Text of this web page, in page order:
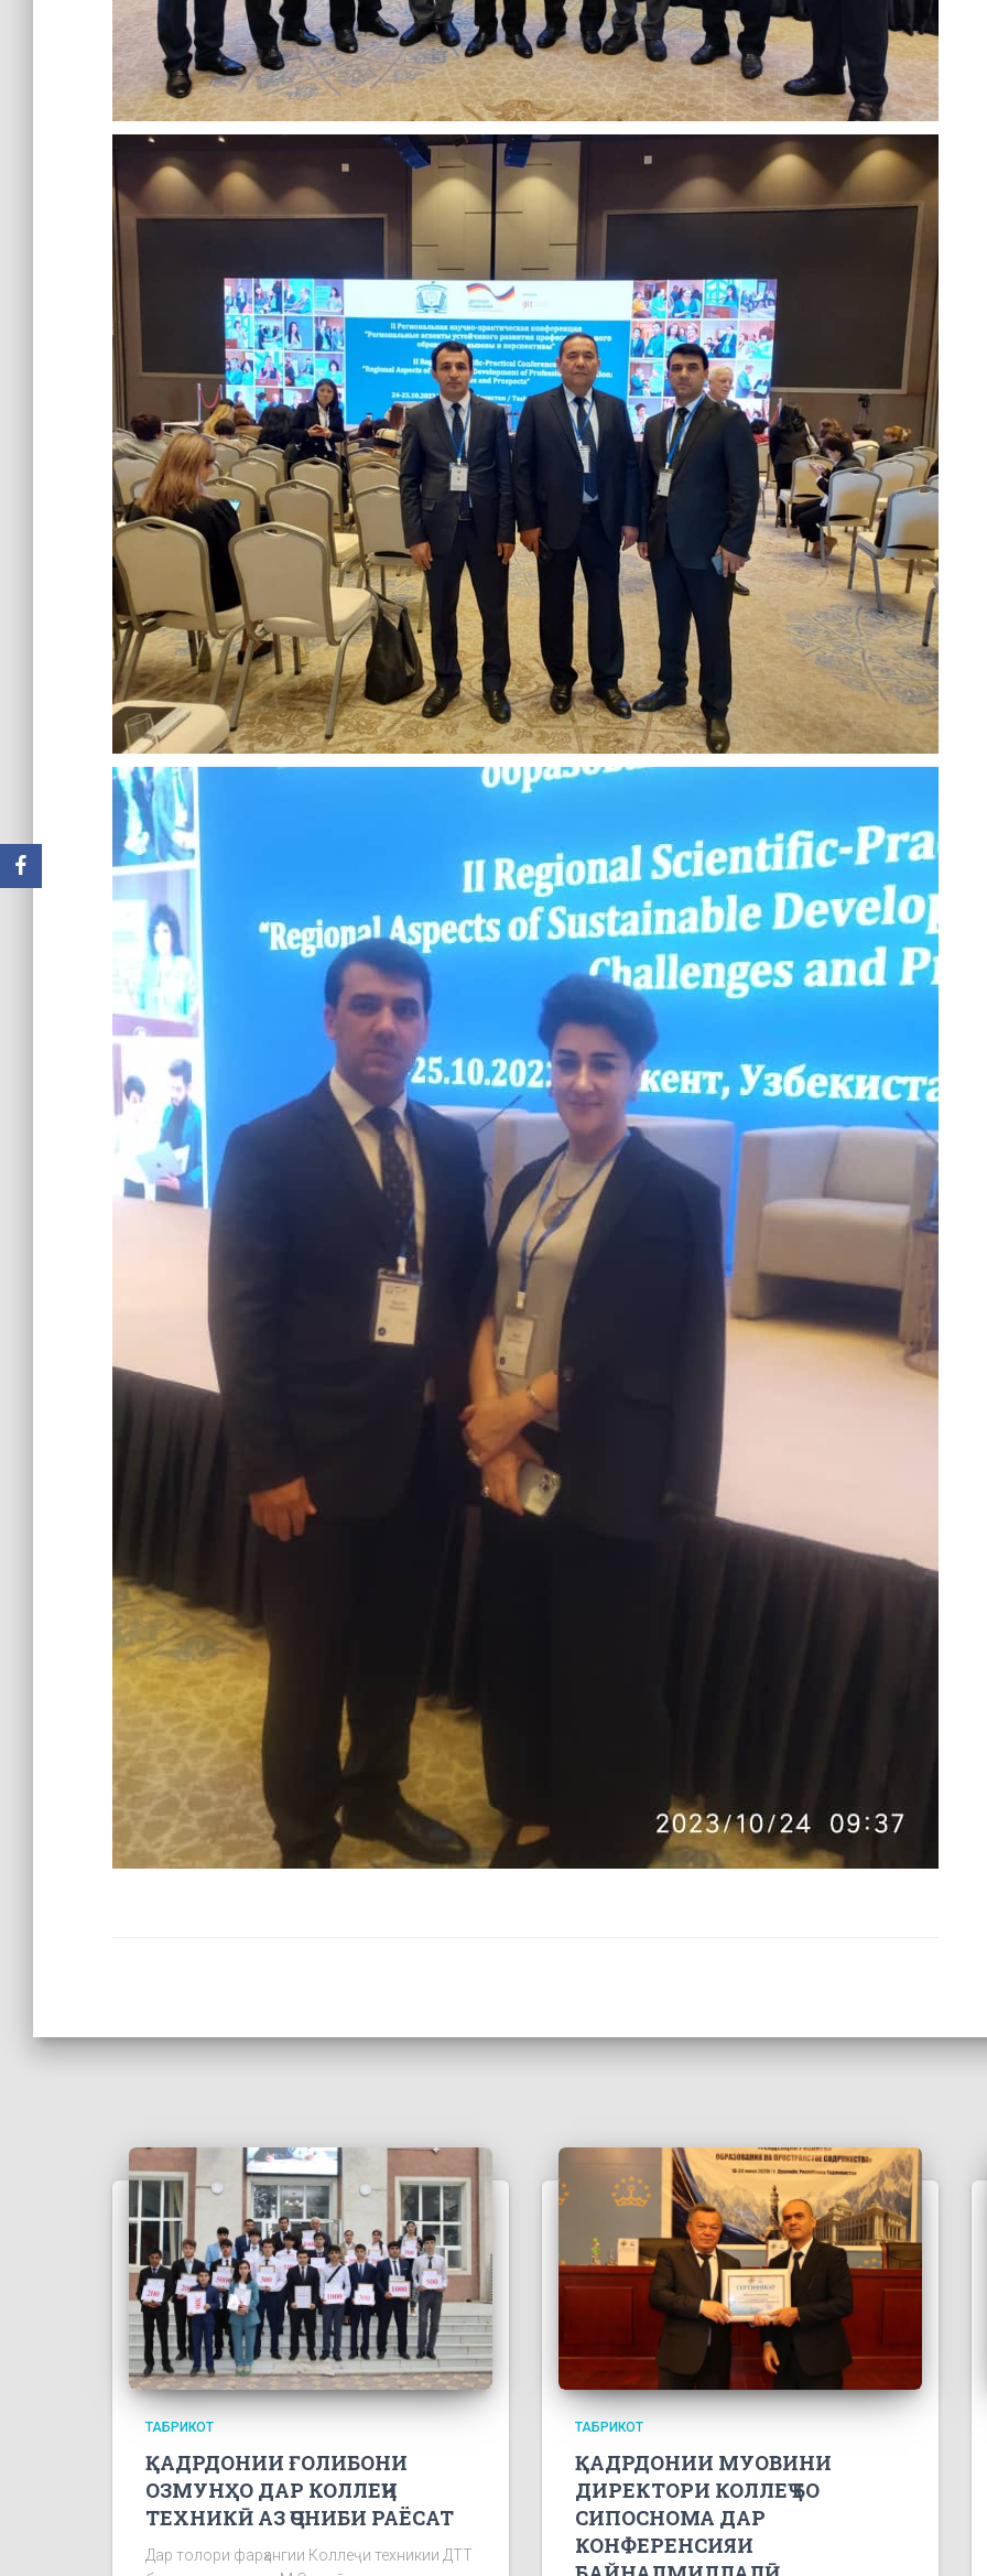
ТАБРИКОТ
ҚАДРДОНИИ ҒОЛИБОНИ
ОЗМУНҲО ДАР КОЛЛЕҶИ
ТЕХНИКӢ АЗ ҶОНИБИ РАЁСАТ
Дар толори фарҳангии Коллеҷи техникии ДТТ
ТАБРИКОТ
ҚАДРДОНИИ МУОВИНИ
ДИРЕКТОРИ КОЛЛЕҶ БО
СИПОСНОМА ДАР
КОНФЕРЕНСИЯИ